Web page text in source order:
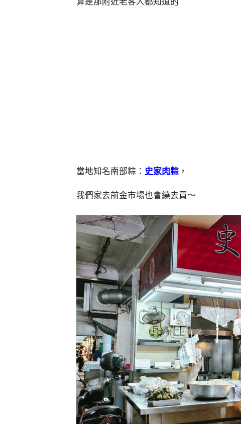
當地知名南部粽： 史家肉粽 ，
我們家去前金市場也會繞去買～